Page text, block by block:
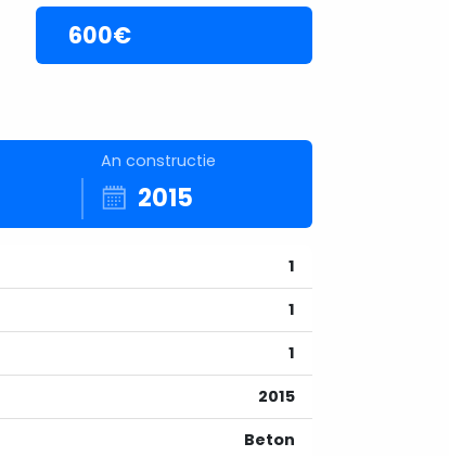
600€
An constructie
2015
1
1
1
2015
Beton